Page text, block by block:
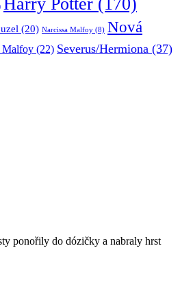
(20) Narcissa Malfoy (8) Nová
Malfoy (22) Severus/Hermiona (37)
ponořily do dózičky a nabraly hrst